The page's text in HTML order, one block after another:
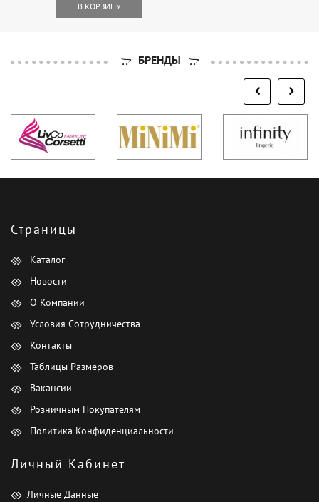
В КОРЗИНУ
БРЕНДЫ
Страницы
Каталог
Новости
О Компании
Условия Сотрудничества
Контакты
Таблицы Размеров
Вакансии
Розничным Покупателям
Политика Конфиденциальности
Личный Кабинет
Личные Данные